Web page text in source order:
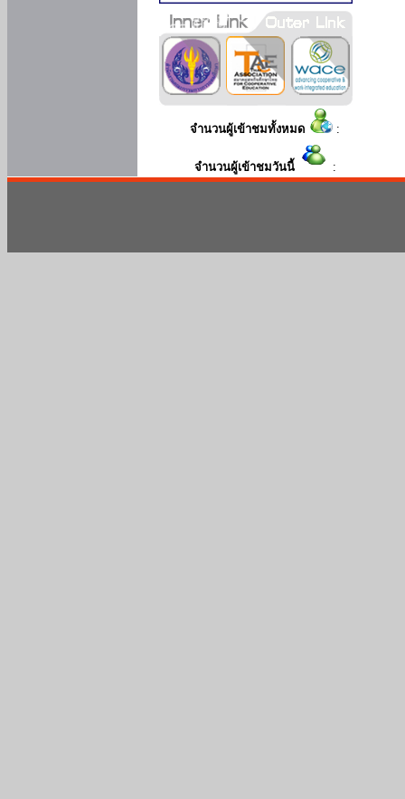
จำนวนผู้เข้าชมทั้งหมด :
จำนวนผู้เข้าชมวันนี้ :